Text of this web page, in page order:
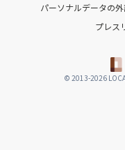
パーソナルデータの
プレス
© 2013-2026